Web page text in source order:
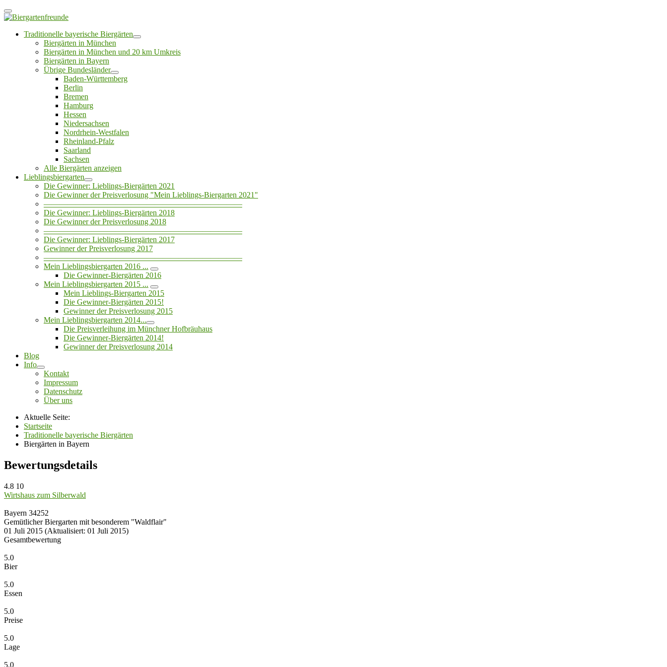
Traditionelle bayerische Biergärten
Biergärten in München
Biergärten in München und 20 km Umkreis
Biergärten in Bayern
Übrige Bundesländer
Baden-Württemberg
Berlin
Bremen
Hamburg
Hessen
Niedersachsen
Nordrhein-Westfalen
Rheinland-Pfalz
Saarland
Sachsen
Alle Biergärten anzeigen
Lieblingsbiergarten
Die Gewinner: Lieblings-Biergärten 2021
Die Gewinner der Preisverlosung "Mein Lieblings-Biergarten 2021"
—————————————————————————
Die Gewinner: Lieblings-Biergärten 2018
Die Gewinner der Preisverlosung 2018
—————————————————————————
Die Gewinner: Lieblings-Biergärten 2017
Gewinner der Preisverlosung 2017
—————————————————————————
Mein Lieblingsbiergarten 2016 ...
Die Gewinner-Biergärten 2016
Mein Lieblingsbiergarten 2015 ...
Mein Lieblings-Biergarten 2015
Die Gewinner-Biergärten 2015!
Gewinner der Preisverlosung 2015
Mein Lieblingsbiergarten 2014...
Die Preisverleihung im Münchner Hofbräuhaus
Die Gewinner-Biergärten 2014!
Gewinner der Preisverlosung 2014
Blog
Info
Kontakt
Impressum
Datenschutz
Über uns
Aktuelle Seite:
Startseite
Traditionelle bayerische Biergärten
Biergärten in Bayern
Bewertungsdetails
4.8 10
Wirtshaus zum Silberwald
Bayern 34252
Gemütlicher Biergarten mit besonderem "Waldflair"
01 Juli 2015 (Aktualisiert: 01 Juli 2015)
Gesamtbewertung
5.0
Bier
5.0
Essen
5.0
Preise
5.0
Lage
5.0